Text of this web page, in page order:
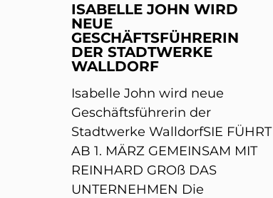
ISABELLE JOHN WIRD
NEUE
GESCHÄFTSFÜHRERIN
DER STADTWERKE
WALLDORF
Isabelle John wird neue
Geschäftsführerin der
Stadtwerke WalldorfSIE FÜHRT
AB 1. MÄRZ GEMEINSAM MIT
REINHARD GROß DAS
UNTERNEHMEN Die